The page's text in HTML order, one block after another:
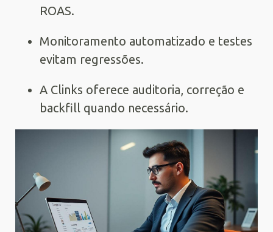
ROAS.
Monitoramento automatizado e testes
evitam regressões.
A Clinks oferece auditoria, correção e
backfill quando necessário.